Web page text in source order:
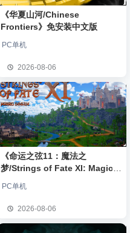
《华夏山河/Chinese
Frontiers》免安装中文版
PC单机
2026-08-06
《命运之弦11：魔法之
梦/Strings of Fate XI: Magic
PC单机
2026-08-06